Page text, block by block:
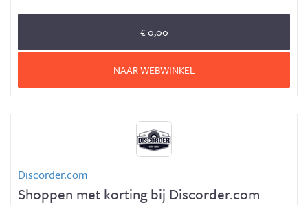
€ 0,00
NAAR WEBWINKEL
Discorder.com
Shoppen met korting bij Discorder.com